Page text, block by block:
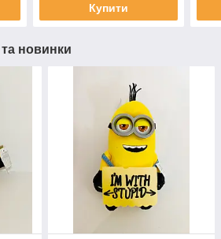
Купити
та новинки